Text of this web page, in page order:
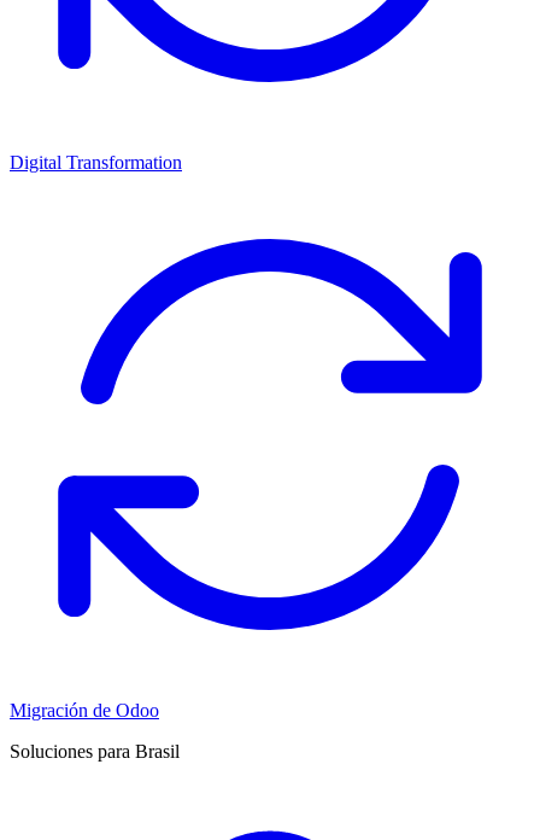
Digital Transformation
Migración de Odoo
Soluciones para Brasil